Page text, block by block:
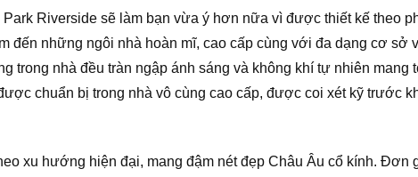
Riverside sẽ làm bạn vừa ý hơn nữa vì được thiết kế theo
đến những ngôi nhà hoàn mĩ, cao cấp cùng với đa dạng cơ sở
trong nhà đều tràn ngập ánh sáng và không khí tự nhiên
chuẩn bị trong nhà vô cùng cao cấp, được coi xét kỹ trước
xu hướng hiện đại, mang đậm nét đẹp Châu Âu cổ kính. Đơn